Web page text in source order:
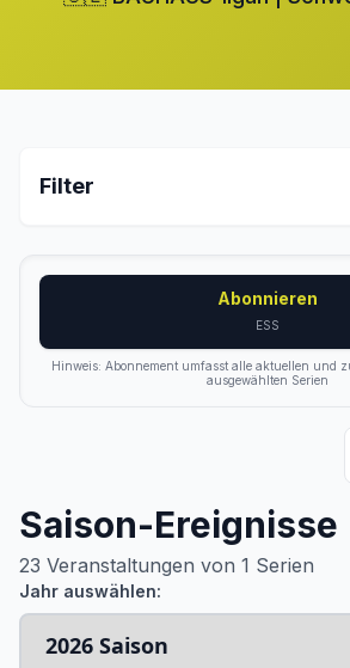
Filter
Abonnieren
ESS
Hinweis: Abonnement umfasst alle aktuellen und
ausgewählten Serien
Saison-Ereignisse
23 Veranstaltungen von 1 Serien
Jahr auswählen: